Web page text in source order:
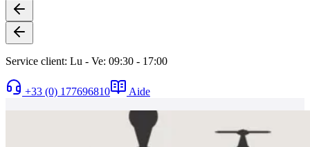
Service client: Lu - Ve: 09:30 - 17:00
+33 (0) 177696810 Aide